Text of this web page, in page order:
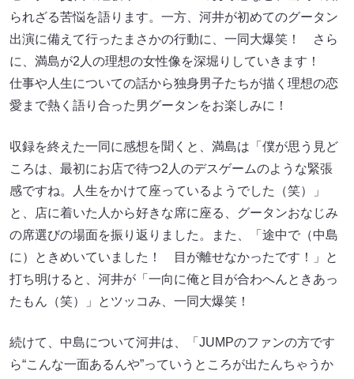
られざる苦悩を語ります。一方、河井が初めてのグータン
出演に備えて行ったまさかの行動に、一同大爆笑！ さら
に、満島が2人の理想の女性像を深堀りしていきます！
仕事や人生についての話から独身男子たちが描く理想の恋
愛まで熱く語り合った男グータンをお楽しみに！
収録を終えた一同に感想を聞くと、満島は「僕が思う見ど
ころは、最初にお店で待つ2人のデスゲームのような緊張
感ですね。人生をかけて座っているようでした（笑）」
と、店に着いた人から好きな席に座る、グータンおなじみ
の席選びの場面を振り返りました。また、「途中で（中島
に）ときめいていました！ 目が離せなかったです！」と
打ち明けると、河井が「一向に俺と目が合わへんときあっ
たもん（笑）」とツッコみ、一同大爆笑！
続けて、中島について河井は、「JUMPのファンの方です
ら“こんな一面あるんや”っていうところが出たんちゃうか